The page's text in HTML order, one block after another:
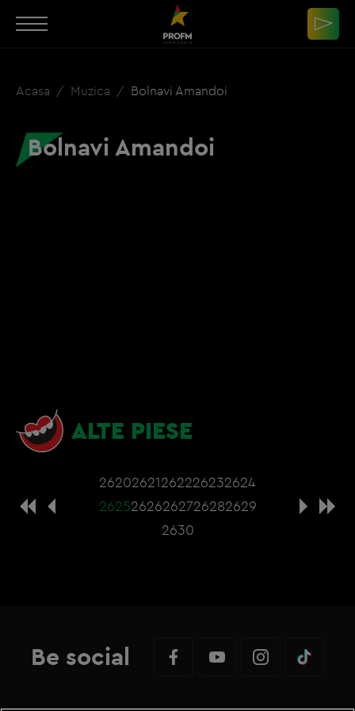
Acasa Muzica Bolnavi Amandoi
Bolnavi Amandoi
ALTE PIESE
26202621262226232624
26252626262726282629
2630
Be social